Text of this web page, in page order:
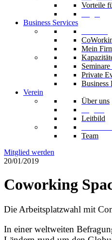
Vorteile
Business Services
Mein
Private
Business
Verein
Über uns
Leitbild
Team
Mitglied werden
20/01/2019
Coworking
Die Arbeitsplatzwahl mit
In einer weltweiten